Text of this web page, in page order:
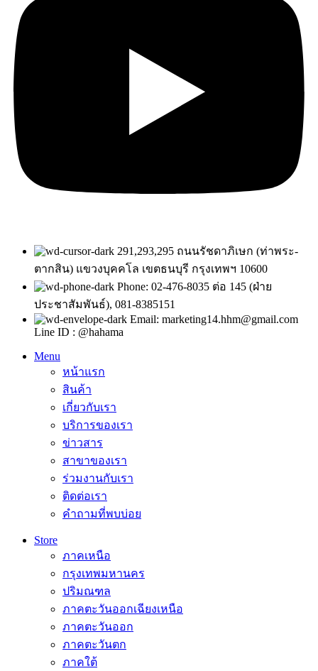
291,293,295 ถนนรัชดาภิเษก (ท่าพระ-
ตากสิน) แขวงบุคคโล เขตธนบุรี กรุงเทพฯ 10600
Phone: 02-476-8035 ต่อ 145 (ฝ่าย
ประชาสัมพันธ์), 081-8385151
Email: marketing14.hhm@gmail.com
Line ID : @hahama
Menu
หน้าแรก
สินค้า
เกี่ยวกับเรา
บริการของเรา
ข่าวสาร
สาขาของเรา
ร่วมงานกับเรา
ติดต่อเรา
คำถามที่พบบ่อย
Store
ภาคเหนือ
กรุงเทพมหานคร
ปริมณฑล
ภาคตะวันออกเฉียงเหนือ
ภาคตะวันออก
ภาคตะวันตก
ภาคใต้